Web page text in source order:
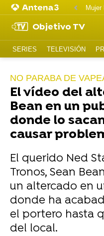
Objetivo TV
SERIES TELEVISIÓN
NO PARABA DE
El vídeo del
Bean en un
donde lo
causar
El querido Ned
Tronos, Sean
un altercado en
donde ha
el portero hasta
del local.